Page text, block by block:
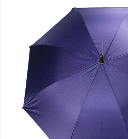
电器设备
IT/智能化
灯饰照明
家私家具
基础建材